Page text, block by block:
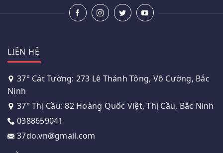
LIÊN HỆ
37° Cát Tường: 273 Lê Thánh Tông, Võ Cường, Bắc
Ninh
37° Thị Cầu: 82 Hoàng Quốc Việt, Thị Cầu, Bắc Ninh
0388659041
37do.vn@gmail.com